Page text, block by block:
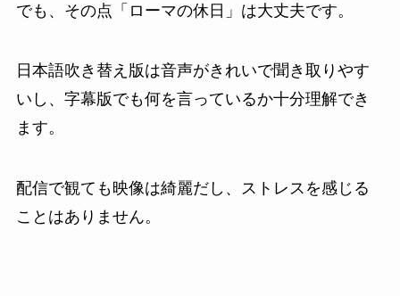
でも、その点「ローマの休日」は大丈夫です。
日本語吹き替え版は音声がきれいで聞き取りやす
いし、字幕版でも何を言っているか十分理解でき
ます。
配信で観ても映像は綺麗だし、ストレスを感じる
ことはありません。